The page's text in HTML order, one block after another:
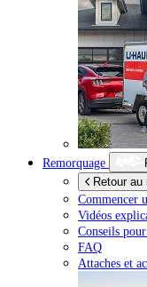
Remorquage
Retour au
Commencer
Vidéos
Conseils
FAQ
Attaches et